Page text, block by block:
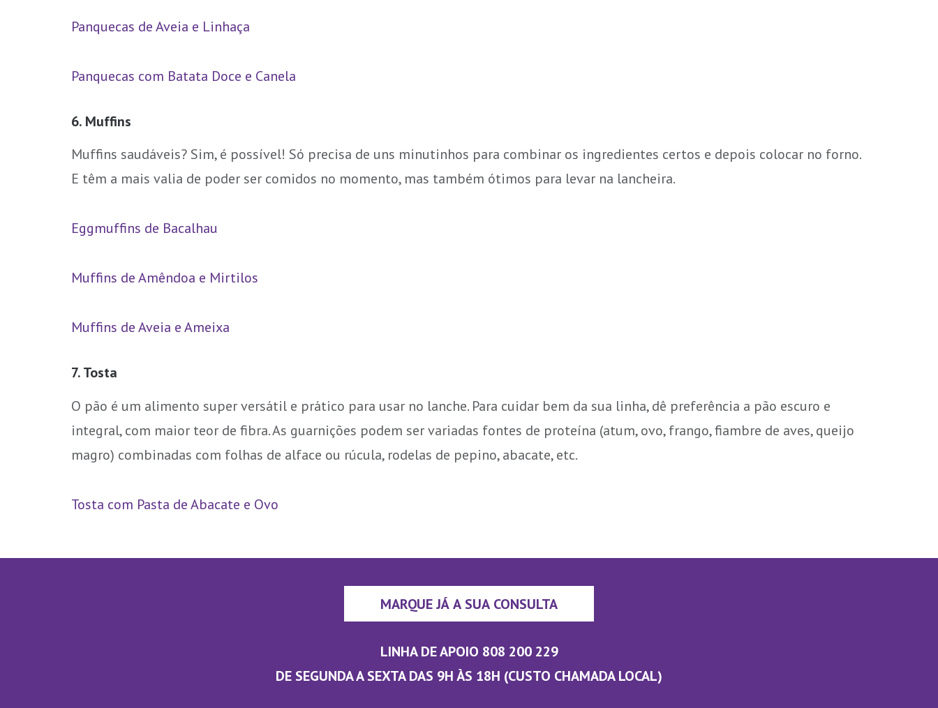
Panquecas de Aveia e Linhaça
Panquecas com Batata Doce e Canela
6. Muffins
Muffins saudáveis? Sim, é possível! Só precisa de uns minutinhos para combinar os ingredientes certos e depois colocar no forno.
E têm a mais valia de poder ser comidos no momento, mas também ótimos para levar na lancheira.
Eggmuffins de Bacalhau
Muffins de Amêndoa e Mirtilos
Muffins de Aveia e Ameixa
7. Tosta
O pão é um alimento super versátil e prático para usar no lanche. Para cuidar bem da sua linha, dê preferência a pão escuro e
integral, com maior teor de fibra. As guarnições podem ser variadas fontes de proteína (atum, ovo, frango, fiambre de aves, queijo
magro) combinadas com folhas de alface ou rúcula, rodelas de pepino, abacate, etc.
Tosta com Pasta de Abacate e Ovo
MARQUE JÁ A SUA CONSULTA
LINHA DE APOIO 808 200 229
DE SEGUNDA A SEXTA DAS 9H ÀS 18H (CUSTO CHAMADA LOCAL)